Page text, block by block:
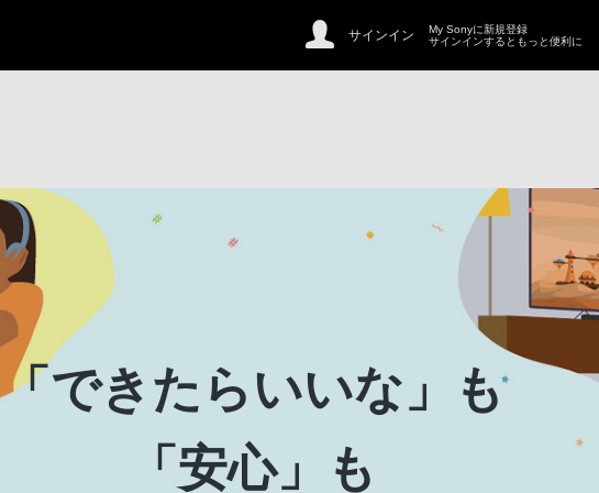
サインイン
My Sonyに新規登録
サインインするともっと便利に
「できたらいいな」も
「安心」も